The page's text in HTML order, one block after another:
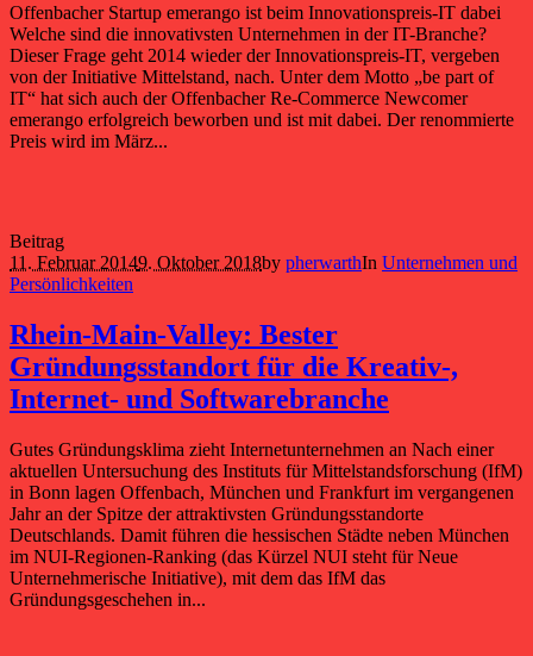
Offenbacher Startup emerango ist beim Innovationspreis-IT dabei
Welche sind die innovativsten Unternehmen in der IT-Branche?
Dieser Frage geht 2014 wieder der Innovationspreis-IT, vergeben
von der Initiative Mittelstand, nach. Unter dem Motto „be part of
IT“ hat sich auch der Offenbacher Re-Commerce Newcomer
emerango erfolgreich beworben und ist mit dabei. Der renommierte
Preis wird im März...
Beitrag
11. Februar 20149. Oktober 2018by pherwarthIn Unternehmen und
Persönlichkeiten
Rhein-Main-Valley: Bester
Gründungsstandort für die Kreativ-,
Internet- und Softwarebranche
Gutes Gründungsklima zieht Internetunternehmen an Nach einer
aktuellen Untersuchung des Instituts für Mittelstandsforschung (IfM)
in Bonn lagen Offenbach, München und Frankfurt im vergangenen
Jahr an der Spitze der attraktivsten Gründungsstandorte
Deutschlands. Damit führen die hessischen Städte neben München
im NUI-Regionen-Ranking (das Kürzel NUI steht für Neue
Unternehmerische Initiative), mit dem das IfM das
Gründungsgeschehen in...